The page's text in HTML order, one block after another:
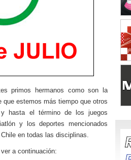
primos hermanos como son la
estemos más tiempo que otros
hasta el término de los juegos
y los deportes mencionados
en todas las disciplinas.
a continuación: